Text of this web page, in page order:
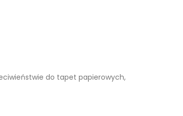
do tapet papierowych,